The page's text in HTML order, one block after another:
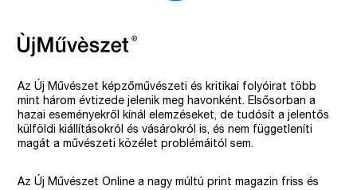
Az Új Művészet képzőművészeti és kritikai folyóirat több
mint három évtizede jelenik meg havonként. Elsősorban a
hazai eseményekről kínál elemzéseket, de tudósít a jelentős
külföldi kiállításokról és vásárokról is, és nem függetleníti
magát a művészeti közélet problémáitól sem.
Az Új Művészet Online a nagy múltú print magazin friss és